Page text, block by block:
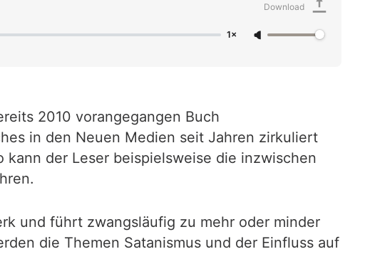
1×
Download
2010 vorangegangen Buch
in den Neuen Medien seit Jahren zirkuliert
der Leser beispielsweise die inzwischen
und führt zwangsläufig zu mehr oder minder
die Themen Satanismus und der Einfluss auf